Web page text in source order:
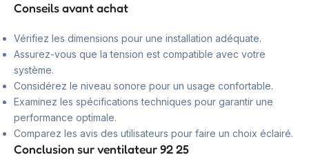
Conseils avant achat
Vérifiez les dimensions pour une installation adéquate.
Assurez-vous que la tension est compatible avec votre
système.
Considérez le niveau sonore pour un usage confortable.
Examinez les spécifications techniques pour garantir une
performance optimale.
Comparez les avis des utilisateurs pour faire un choix éclairé.
Conclusion sur ventilateur 92 25